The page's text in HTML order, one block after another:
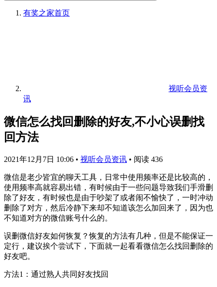
有奖之家首页
视听会员资
讯
微信怎么找回删除的好友,不小心误删找
回方法
2021年12月7日 10:06 • 视听会员资讯 • 阅读 436
微信是老少皆宜的聊天工具，日常中使用频率还是比较高的，
使用频率高就容易出错，有时候由于一些问题导致我们手滑删
除了好友，有时候也是由于吵架了或者闹不愉快了，一时冲动
删除了对方，然后冷静下来却不知道该怎么加回来了，因为也
不知道对方的微信账号什么的。
误删微信好友如何恢复？恢复的方法有几种，但是不能保证一
定行，建议挨个尝试下，下面就一起看看微信怎么找回删除的
好友吧。
方法1：通过熟人共同好友找回